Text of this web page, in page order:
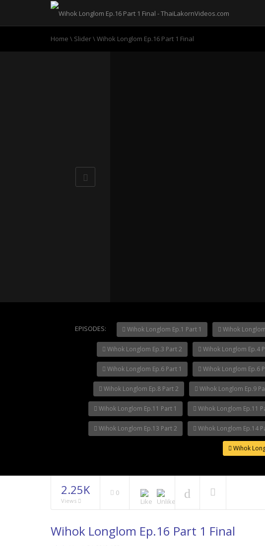
Home \ Slider\ Wihok Longlom Ep.16 Part 1 Final
EPISODES: Wihok Longlom Ep.1 Part 1 Wihok
Wihok Longlom Ep.3 Part 2 Wihok Longlom Ep.4
Wihok Longlom Ep.6 Part 1 Wihok Longlom Ep.6
Wihok Longlom Ep.8 Part 2 Wihok Longlom Ep.9
Wihok Longlom Ep.11 Part 1 Wihok Longlom Ep.11
Wihok Longlom Ep.13 Part 2 Wihok Longlom Ep.14
Wihok
2.25K
Views
0
Wihok Longlom Ep.16 Part 1 Final